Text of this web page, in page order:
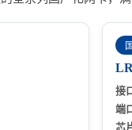
接
端
芯